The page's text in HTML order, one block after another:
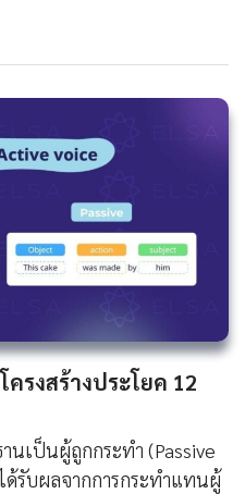
ครงสร้างประโยค 12
นเป็นผู้ถูกกระทำ (Passive
รับผลจากการกระทำแทนผู้